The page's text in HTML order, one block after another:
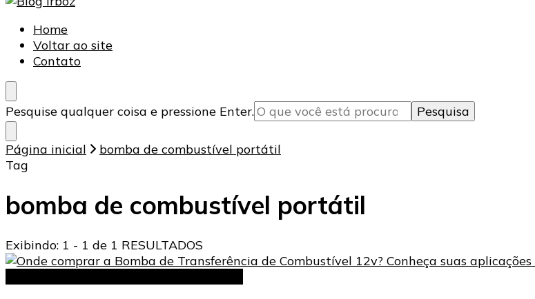
Blog Irboz
Blog de Lubrificação Industrial
Home
Voltar ao site
Contato
Procurando
algo?
Pesquise qualquer coisa e pressione Enter.
Página inicial
bomba de combustível portátil
Tag
bomba de combustível portátil
Exibindo: 1 - 1 de 1 RESULTADOS